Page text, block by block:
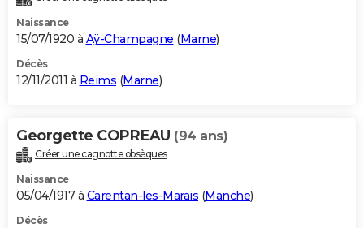
Naissance
15/07/1920 à Aÿ-Champagne (Marne)
Décès
12/11/2011 à Reims (Marne)
Georgette COPREAU (94 ans)
Créer une cagnotte obsèques
Naissance
05/04/1917 à Carentan-les-Marais (Manche)
Décès